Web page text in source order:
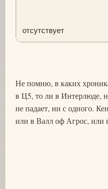
отсутствует
Не помню, в каких
в Ц5, то ли в Интерлюде,
не падает, ни с одного.
или в Валл оф Агрос, или